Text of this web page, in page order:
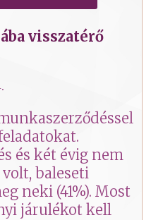
visszatérő
és két évig nem
baleseti
neki (41%). Most
járulékot kell